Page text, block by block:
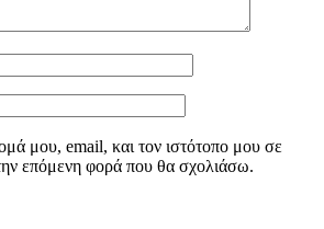
μου, email, και τον ιστότοπο μου σε
επόμενη φορά που θα σχολιάσω.